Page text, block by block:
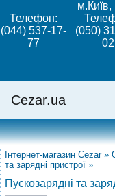
Телефон:
(044) 537-17-
77
(050)
02
Cezar.ua
Інтернет-магазин Cezar »
та зарядні пристрої »
Пускозарядні та